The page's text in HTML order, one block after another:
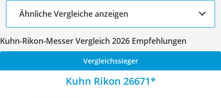
Ähnliche Vergleiche anzeigen
Kuhn-Rikon-Messer Vergleich 2026 Empfehlungen
Vergleichssieger
Kuhn Rikon 26671